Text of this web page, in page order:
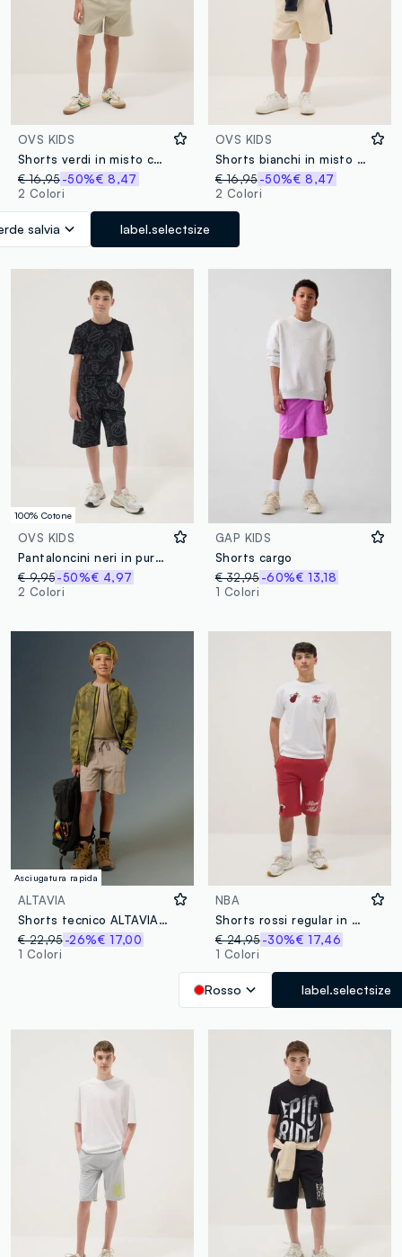
OVS KIDS
Shorts verdi in misto cotone con vita elasticizzata comfort fit
€ 16,95-50%€ 8,47
2 Colori
salvia label.selectsize
OVS KIDS
Shorts bianchi in misto cotone con vita elasticizzata comfort fit
€ 16,95 -50%€ 8,47
2 Colori
100% Cotone
OVS KIDS
Pantaloncini neri in puro cotone con stampa all over per ragazzo regular fit
€ 9,95-50%€ 4,97
2 Colori
GAP KIDS
Shorts cargo
€ 32,95 -60%€ 13,18
1 Colori
Asciugatura rapida
ALTAVIA
Shorts tecnico ALTAVIA WITH DEBORAH COMPAGNONI
€ 22,95-26%€ 17,00
1 Colori
NBA
Shorts rossi regular in misto cotone
€ 24,95 -30%€ 17,46
1 Colori
Rosso label.selectsize